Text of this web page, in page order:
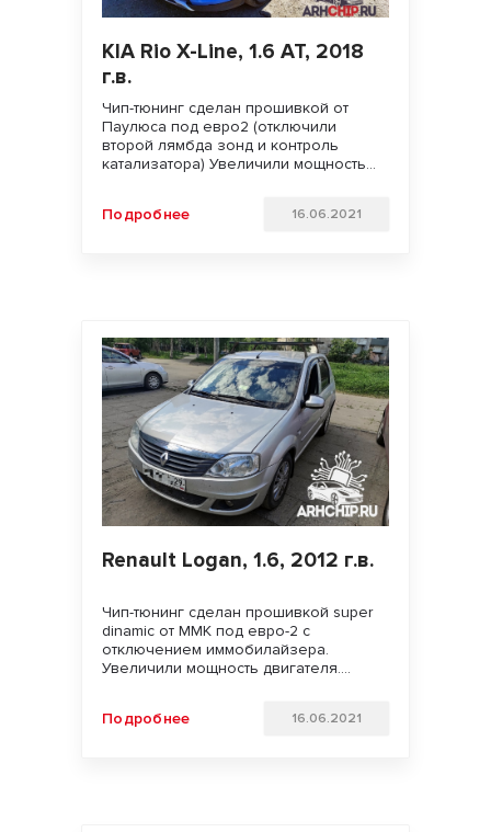
KIA Rio X-Line, 1.6 AT, 2018
г.в.
Чип-тюнинг сделан прошивкой от
Паулюса под евро2 (отключили
второй лямбда зонд и контроль
катализатора) Увеличили мощность
Удачи на дорогах!!!
Подробнее 16.06.2021
Renault Logan, 1.6, 2012 г.в.
Чип-тюнинг сделан прошивкой super
dinamic от MMK под евро-2 с
отключением иммобилайзера.
Увеличили мощность двигателя.
дорогах!!!
Подробнее 16.06.2021